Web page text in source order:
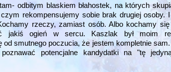
odbitym blaskiem błahostek, na których
czym rekompensujemy sobie brak drugiej osoby.
rzeczy, zamiast osób. Albo kochamy
jakiś ogień w sercu. Kaszlak był moim
od smutnego poczucia, że jestem kompletnie
potencjalne kandydatki na "tę